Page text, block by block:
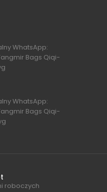
WhatsApp:
Bags Qiqi-
WhatsApp:
Bags Qiqi-
roboczych